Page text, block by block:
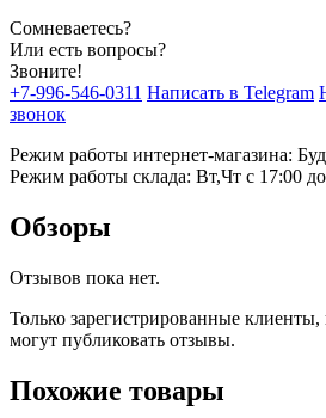
Сомневаетесь?
Или есть вопросы?
Звоните!
+7-996-546-0311 Написать в Telegram
звонок
Режим работы интернет-магазина:
Режим работы склада: Вт,Чт с 17:00
Обзоры
Отзывов пока нет.
Только зарегистрированные
могут публиковать отзывы.
Похожие товары